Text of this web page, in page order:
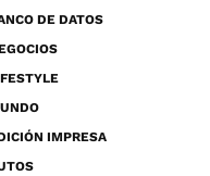
DE DATOS
IMPRESA